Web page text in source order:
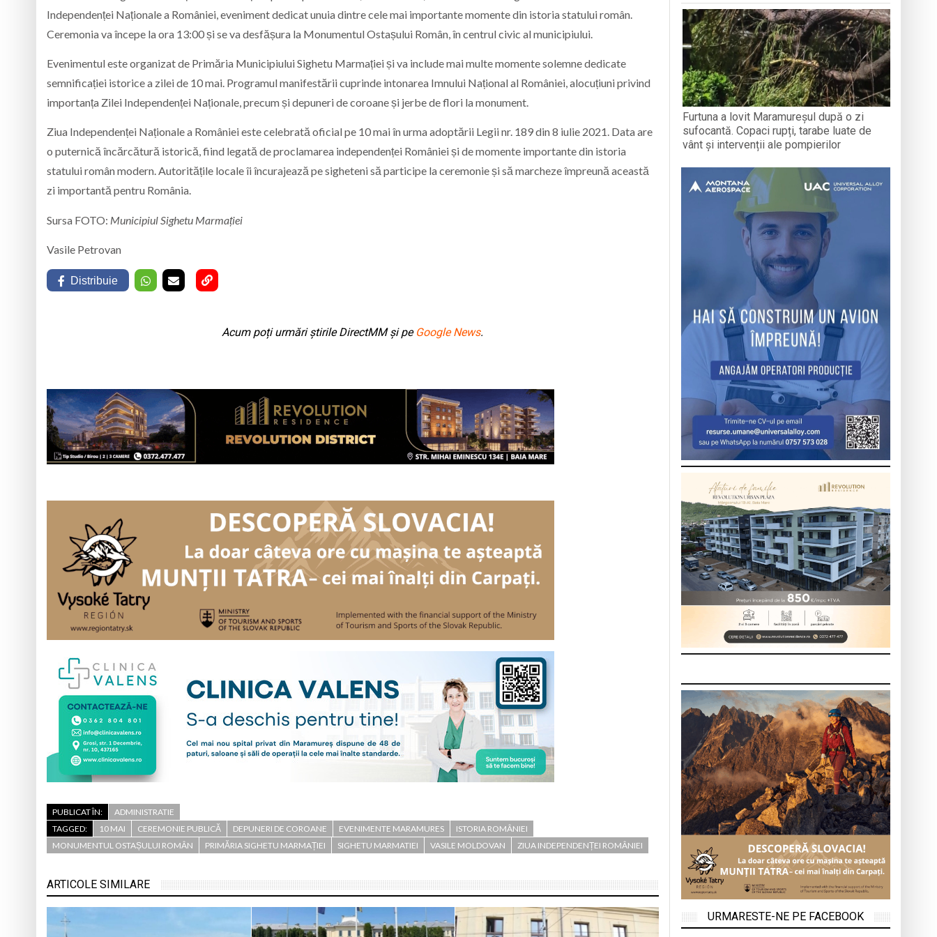
Independenței Naționale a României, eveniment dedicat unuia dintre cele mai importante momente din istoria statului român.
Ceremonia va începe la ora 13:00 și se va desfășura la Monumentul Ostașului Român , în centrul civic al municipiului.
Evenimentul este organizat de Primăria Municipiului Sighetu Marmațieiși va include mai multe momente solemne dedicate
semnificației istorice a zilei de 10 mai. Programul manifestării cuprinde intonarea Imnului Național al României, alocuțiuni privind
importanța Zilei Independenței Naționale, precum și depuneri de coroane și jerbe de flori la monument.
Ziua Independenței Naționale a României este celebrată oficial pe 10 mai în urma adoptării Legii nr. 189 din 8 iulie 2021. Data are
o puternică încărcătură istorică, fiind legată de proclamarea independenței României și de momente importante din istoria
statului român modern. Autoritățile locale îi încurajează pe sigheteni să participe la ceremonie și să marcheze împreună această
zi importantă pentru România.
Sursa FOTO: Municipiul Sighetu Marmației
Vasile Petrovan
Distribuie
Acum poți urmări știrile DirectMM și pe Google News.
PUBLICAT ÎN:
ADMINISTRATIE
TAGGED:
10 MAI CEREMONIE PUBLICĂ DEPUNERI DE COROANE EVENIMENTE MARAMURES
ISTORIA ROMÂNIEI
MONUMENTUL OSTAȘULUI ROMÂN
PRIMĂRIA SIGHETU MARMAȚIEI SIGHETU MARMATIEI VASILE MOLDOVAN ZIUA INDEPENDENȚEI ROMÂNIEI
ARTICOLE SIMILARE
Furtuna a lovit Maramureșul după o zi
sufocantă. Copaci rupți, tarabe luate de
vânt și intervenții ale pompierilor
URMARESTE-NE PE FACEBOOK